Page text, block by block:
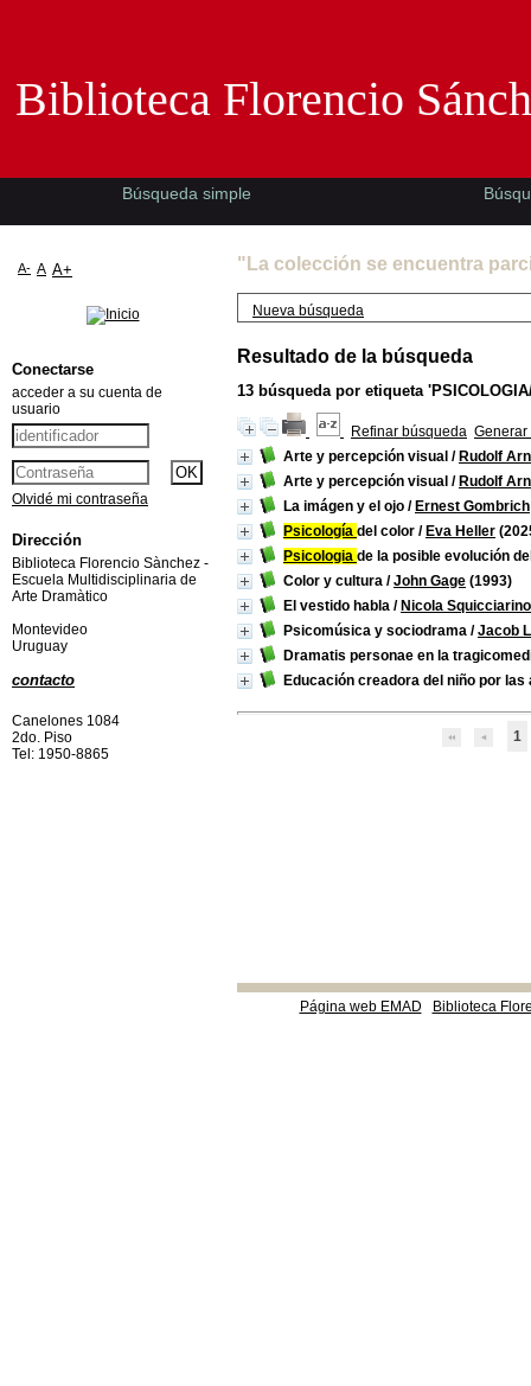
"La colección se encuentra
Nueva búsqueda
Resultado de la búsqueda
13 búsqueda por etiqueta
Refinar búsqueda Generar
Arte y percepción visual / Rudolf
Arte y percepción visual / Rudolf
La imágen y el ojo / Ernest Gombrich
Psicología del color / Eva Heller
Psicologia de la posible evolución
Color y cultura /John Gage (1993)
El vestido habla / Nicola Squicciarino
Psicomúsica y sociodrama /Jacob
Dramatis personae en la
Educación creadora del niño por
1
Página web EMAD Biblioteca
Biblioteca Florencio
Búsqueda simple
A- A A+
Conectarse
acceder a su cuenta de
usuario
Olvidé mi contraseña
Dirección
Biblioteca Florencio Sànchez -
Escuela Multidisciplinaria de
Arte Dramàtico
Montevideo
Uruguay
contacto
Canelones 1084
2do. Piso
Tel: 1950-8865